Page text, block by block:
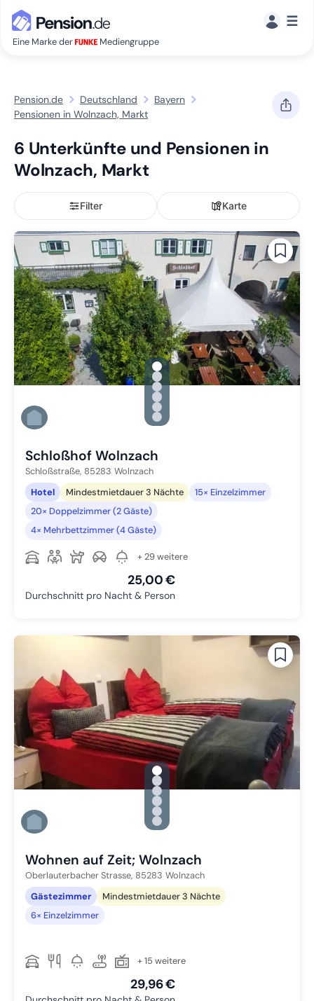
Eine Marke der Mediengruppe
☰
Pension.de Deutschland
Bayern
Pensionen in Wolnzach, Markt
6 Unterkünfte und Pensionen in
Wolnzach, Markt
Filter Karte
gallery.slide_selector
Zu Slide 1 wechseln
Zu Slide 2 wechseln
Zu Slide 3 wechseln
Zu Slide 4 wechseln
Zu Slide 5 wechseln
Zu Slide 6 wechseln
Schloßhof Wolnzach
Schloßstraße, 85283 Wolnzach
Hotel
Mindestmietdauer 3 Nächte
15× Einzelzimmer
20× Doppelzimmer (2 Gäste)
4× Mehrbettzimmer (4 Gäste)
+ 29 weitere
25,00 €
Durchschnitt pro Nacht & Person
gallery.slide_selector
Zu Slide 1 wechseln
Zu Slide 2 wechseln
Zu Slide 3 wechseln
Zu Slide 4 wechseln
Zu Slide 5 wechseln
Zu Slide 6 wechseln
Wohnen auf Zeit; Wolnzach
Oberlauterbacher Strasse, 85283 Wolnzach
Gästezimmer
Mindestmietdauer 3 Nächte
6× Einzelzimmer
+ 15 weitere
29,96 €